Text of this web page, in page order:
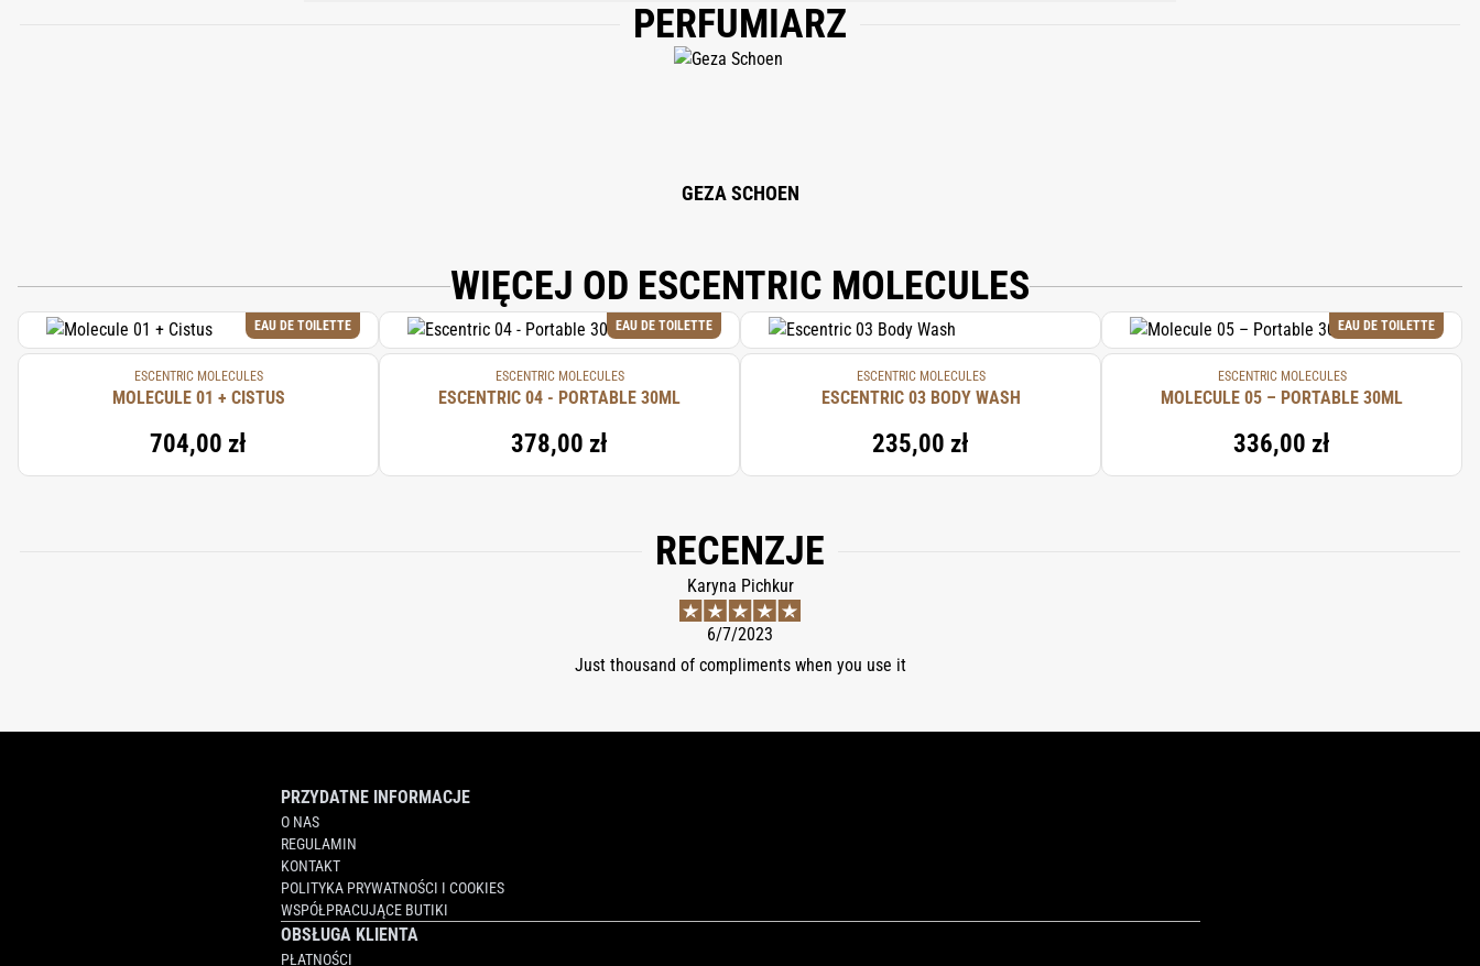
ALCOHOL DENAT., AQUA (WATER), PARFUM (FRAGRANCE), LIMONENE, LINALOOL, CITRAL, ALPHA-ISOMETHYL IONONE, EUGENOL, GERANIOL.
PERFUMIARZ
GEZA SCHOEN
WIĘCEJ OD ESCENTRIC MOLECULES
EAU DE TOILETTE
ESCENTRIC MOLECULES
MOLECULE 01 + CISTUS
704,00 zł
EAU DE TOILETTE
ESCENTRIC MOLECULES
ESCENTRIC 04 - PORTABLE 30ML
378,00 zł
ESCENTRIC MOLECULES
ESCENTRIC 03 BODY WASH
235,00 zł
EAU DE TOILETTE
ESCENTRIC MOLECULES
MOLECULE 05 – PORTABLE 30ML
336,00 zł
RECENZJE
Karyna Pichkur
6/7/2023
Just thousand of compliments when you use it
PRZYDATNE INFORMACJE
O NAS
REGULAMIN
KONTAKT
POLITYKA PRYWATNOŚCI I COOKIES
WSPÓŁPRACUJĄCE BUTIKI
OBSŁUGA KLIENTA
PŁATNOŚCI